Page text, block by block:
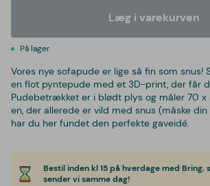
Læg i varekurven
På lager
Vores nye sofapude er lige så fin som snus!
en flot pyntepude med et 3D-print, der får
Pudebetrækket er i blødt plys og måler 70 x
en, der allerede er vild med snus (måske
har du her fundet den perfekte gaveidé.
Bestil inden kl 15 på hverdage med Bring,
sender vi samme dag!